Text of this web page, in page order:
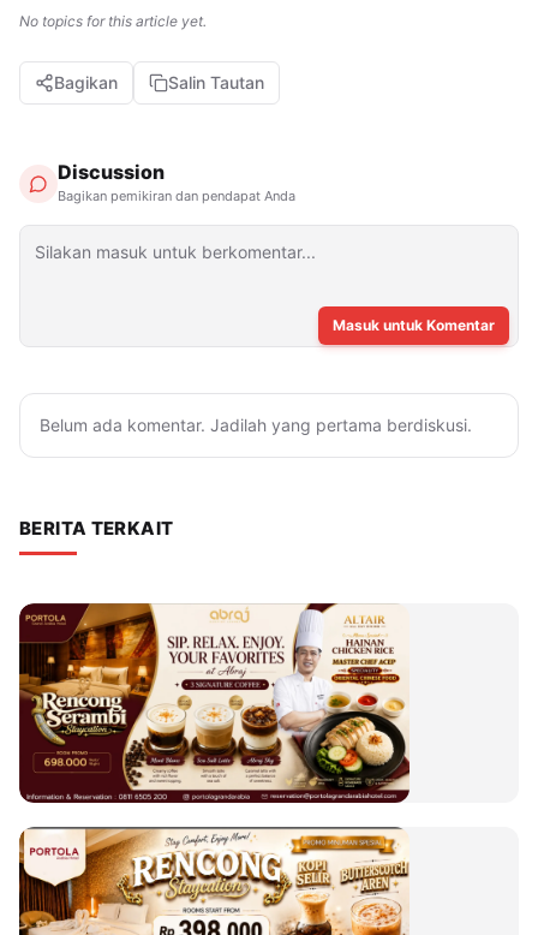
No topics for this article yet.
Bagikan Salin Tautan
Discussion
Bagikan pemikiran dan pendapat Anda
Masuk untuk Komentar
Belum ada komentar. Jadilah yang pertama berdiskusi.
BERITA TERKAIT